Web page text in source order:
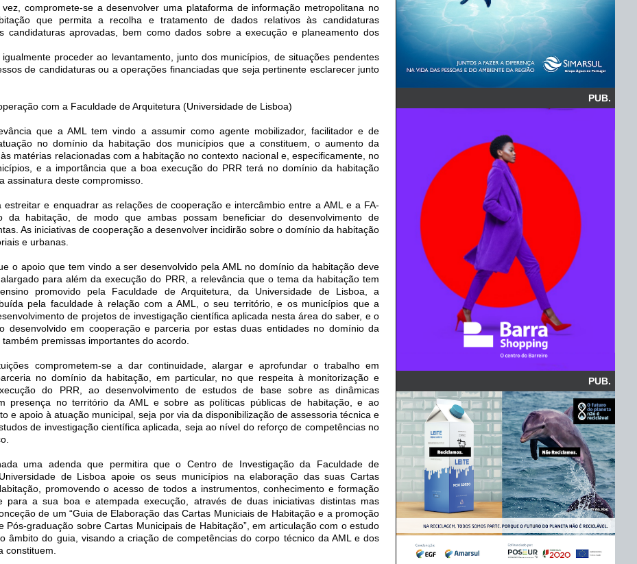
compromete-se a desenvolver uma plataforma de informação metropolitana no
que permita a recolha e tratamento de dados relativos às candidaturas
candidaturas aprovadas, bem como dados sobre a execução e planeamento dos
igualmente proceder ao levantamento, junto dos municípios, de situações pendentes
de candidaturas ou a operações financiadas que seja pertinente esclarecer junto
com a Faculdade de Arquitetura (Universidade de Lisboa)
que a AML tem vindo a assumir como agente mobilizador, facilitador e de
no domínio da habitação dos municípios que a constituem, o aumento da
matérias relacionadas com a habitação no contexto nacional e, especificamente, no
e a importância que a boa execução do PRR terá no domínio da habitação
assinatura deste compromisso.
estreitar e enquadrar as relações de cooperação e intercâmbio entre a AML e a FA-
da habitação, de modo que ambas possam beneficiar do desenvolvimento de
As iniciativas de cooperação a desenvolver incidirão sobre o domínio da habitação
e urbanas.
o apoio que tem vindo a ser desenvolvido pela AML no domínio da habitação deve
para além da execução do PRR, a relevância que o tema da habitação tem
promovido pela Faculdade de Arquitetura, da Universidade de Lisboa, a
pela faculdade à relação com a AML, o seu território, e os municípios que a
de projetos de investigação científica aplicada nesta área do saber, e o
desenvolvido em cooperação e parceria por estas duas entidades no domínio da
premissas importantes do acordo.
comprometem-se a dar continuidade, alargar e aprofundar o trabalho em
no domínio da habitação, em particular, no que respeita à monitorização e
do PRR, ao desenvolvimento de estudos de base sobre as dinâmicas
presença no território da AML e sobre as políticas públicas de habitação, e ao
e apoio à atuação municipal, seja por via da disponibilização de assessoria técnica e
de investigação científica aplicada, seja ao nível do reforço de competências no
uma adenda que permitira que o Centro de Investigação da Faculdade de
de Lisboa apoie os seus municípios na elaboração das suas Cartas
promovendo o acesso de todos a instrumentos, conhecimento e formação
para a sua boa e atempada execução, através de duas iniciativas distintas mas
de um “Guia de Elaboração das Cartas Municiais de Habitação e a promoção
Pós-graduação sobre Cartas Municipais de Habitação”, em articulação com o estudo
âmbito do guia, visando a criação de competências do corpo técnico da AML e dos
constituem.
PUB.
PUB.